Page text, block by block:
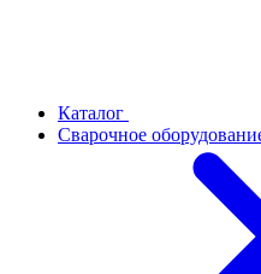
Каталог
Сварочное